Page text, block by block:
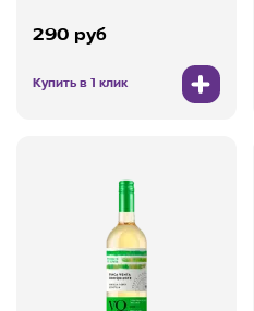
290 руб
Купить в 1 клик